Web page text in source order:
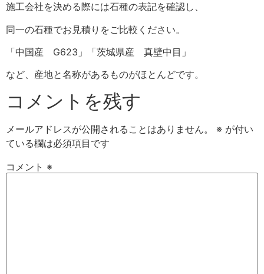
施工会社を決める際には石種の表記を確認し、
同一の石種でお見積りをご比較ください。
「中国産 G623」「茨城県産 真壁中目」
など、産地と名称があるものがほとんどです。
コメントを残す
メールアドレスが公開されることはありません。 ※ が付い
ている欄は必須項目です
コメント ※